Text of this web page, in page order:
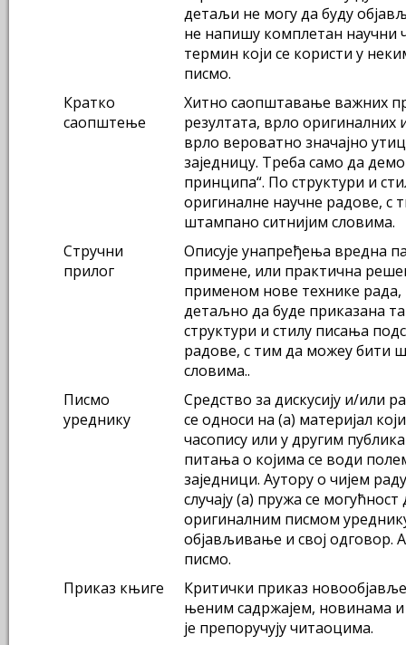
детаљи не могу да буду
не напишу комплетан научни
термин који се користи у
писмо.
Кратко
саопштење
Хитно саопштавање важних
резултата, врло оригиналних
врло вероватно значајно
заједницу. Треба само да
принципа“. По структури и
оригиналне научне радове, с
штампано ситнијим словима.
Стручни
прилог
Описује унапређења вредна
примене, или практична
применом нове технике
детаљно да буде приказана
структури и стилу писања
радове, с тим да можеу бити
словима..
Писмо
уреднику
Средство за дискусију и/или
се односи на (а) материјал
часопису или у другим
питања о којима се води
заједници. Аутору о чијем
случају (а) пружа се могућност
оригиналним писмом
објављивање и свој одговор.
писмо.
Приказ књиге
Критички приказ
њеним садржајем, новинама
је препоручују читаоцима.